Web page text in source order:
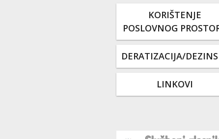
KORIŠTENJE
POSLOVNOG
DERATIZACIJA/
LINKOVI